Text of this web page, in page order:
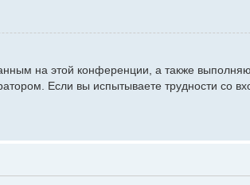
на этой конференции, а также
Если вы испытываете трудности со